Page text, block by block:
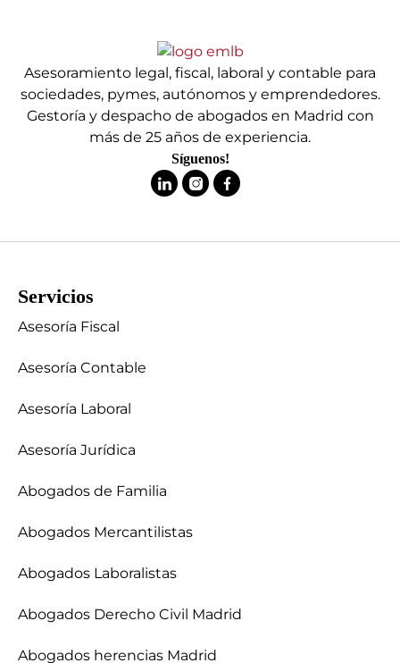
Asesoramiento legal, fiscal, laboral y contable para
sociedades, pymes, autónomos y emprendedores.
Gestoría y despacho de abogados en Madrid con
más de 25 años de experiencia.
Síguenos!
Servicios
Asesoría Fiscal
Asesoría Contable
Asesoría Laboral
Asesoría Jurídica
Abogados de Familia
Abogados Mercantilistas
Abogados Laboralistas
Abogados Derecho Civil Madrid
Abogados herencias Madrid